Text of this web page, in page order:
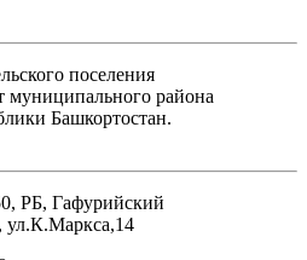
поселения
муниципального района
Башкортостан.
РБ, Гафурийский
ул.К.Маркса,14